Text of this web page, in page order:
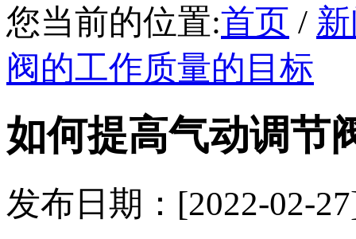
您当前的位置:首页 /
阀的工作质量的目标
如何提高气动调节
发布日期：[2022-02-